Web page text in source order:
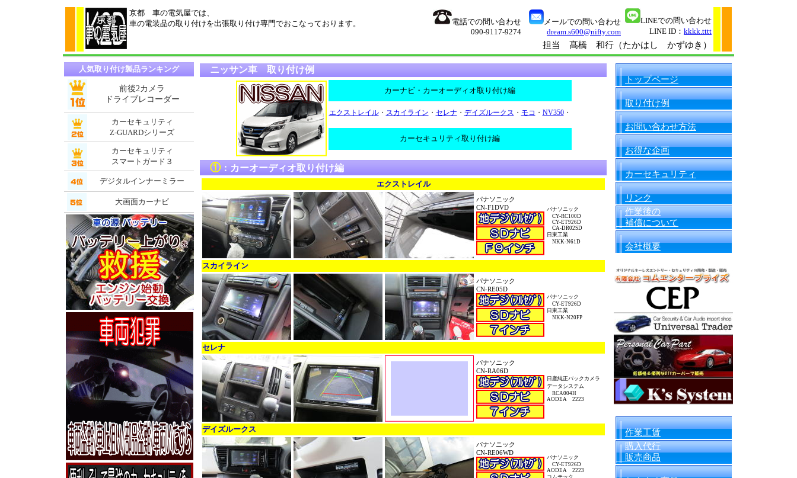
京都 車の電気屋では、
車の電装品の取り付けを出張取り付け専門でおこなっております。
電話での問い合わせ
090-9117-9274
メールでの問い合わせ
dream.s600@nifty.com
LINEでの問い合わせ
LINE ID： kkkk.tttt
担当 髙橋 和行（たかはし かずゆき）
人気取り付け製品ランキング
前後2カメラ
ドライブレコーダー
カーセキュリティ
Z-GUARDシリーズ
カーセキュリティ
スマートガード３
デジタルインナーミラー
大画面カーナビ
ニッサン車 取り付け例
カーナビ・カーオーディオ取り付け編
エクストレイル・ スカイライン ・ セレナ ・ デイズルークス ・ モコ ・ NV350・
カーセキュリティ取り付け編
①：カーオーディオ取り付け編
エクストレイル
パナソニック
CN-F1DVD
パナソニック
CY-RC100D
CY-ET926D
CA-DR02SD
日東工業
NKK-N61D
スカイライン
パナソニック
CN-RE05D
パナソニック
CY-ET926D
日東工業
NKK-N20FP
セレナ
パナソニック
CN-RA06D
日産純正バックカメラ
データシステム
RCA004H
AODEA 2223
デイズルークス
パナソニック
CN-RE06WD
パナソニック
CY-ET926D
AODEA 2223
コムテック
トップページ
取り付け例
お問い合わせ方法
お得な企画
カーセキュリティ
リンク
作業後の
補償について
会社概要
作業工賃
購入代行
販売商品